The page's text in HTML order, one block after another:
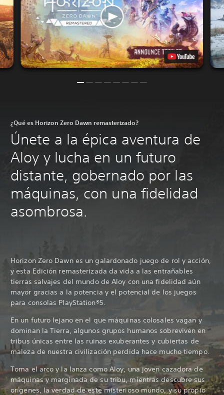
¿Qué es Horizon Zero Dawn remasterizado?
Únete a la épica aventura de
Aloy y lucha en un futuro
distante, gobernado por las
máquinas, con una fidelidad
asombrosa.
Horizon Zero Dawn es un galardonado juego de rol y acción,
y esta Edición remasterizada da vida a las entrañables
tierras salvajes del mundo de Aloy con una fidelidad aún
mayor gracias a la potencia y el potencial de los juegos
para consolas PlayStation®5.
En un futuro lejano en el que máquinas colosales vagan y
dominan la Tierra, algunos grupos humanos sobreviven en
tribus únicas entre las ruinas exuberantes y cubiertas de
maleza de nuestra civilización perdida hace mucho tiempo.
Toma el arco y la lanza como Aloy, una joven cazadora de
máquinas y marginada de su tribu, mientras descubre sus
orígenes, la verdad de este misterioso mundo, y su propio